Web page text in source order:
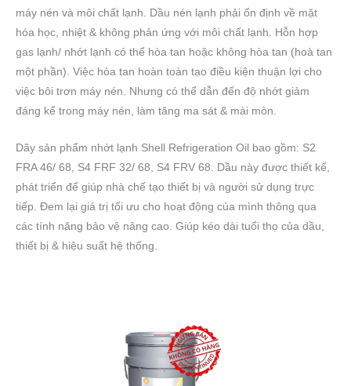
máy nén và môi chất lạnh. Dầu nén lạnh phải ổn định về mặt
hóa học, nhiệt & không phản ứng với môi chất lạnh. Hỗn hợp
gas lạnh/ nhớt lạnh có thể hòa tan hoặc không hòa tan (hoà tan
một phần). Việc hòa tan hoàn toàn tạo điều kiện thuận lợi cho
việc bôi trơn máy nén. Nhưng có thể dẫn đến độ nhớt giảm
đáng kể trong máy nén, làm tăng ma sát & mài mòn.
Dãy sản phẩm nhớt lạnh Shell Refrigeration Oil bao gồm: S2
FRA 46/ 68, S4 FRF 32/ 68, S4 FRV 68. Dầu này được thiết kế,
phát triển để giúp nhà chế tạo thiết bị và người sử dụng trực
tiếp. Đem lại giá trị tối ưu cho hoạt động của mình thông qua
các tính năng bảo vệ nâng cao. Giúp kéo dài tuổi thọ của dầu,
thiết bị & hiệu suất hệ thống.